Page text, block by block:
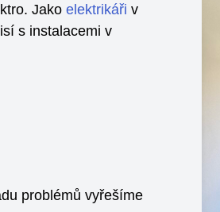
Jakoelektrikáři v
s instalacemi v
problémů vyřešíme